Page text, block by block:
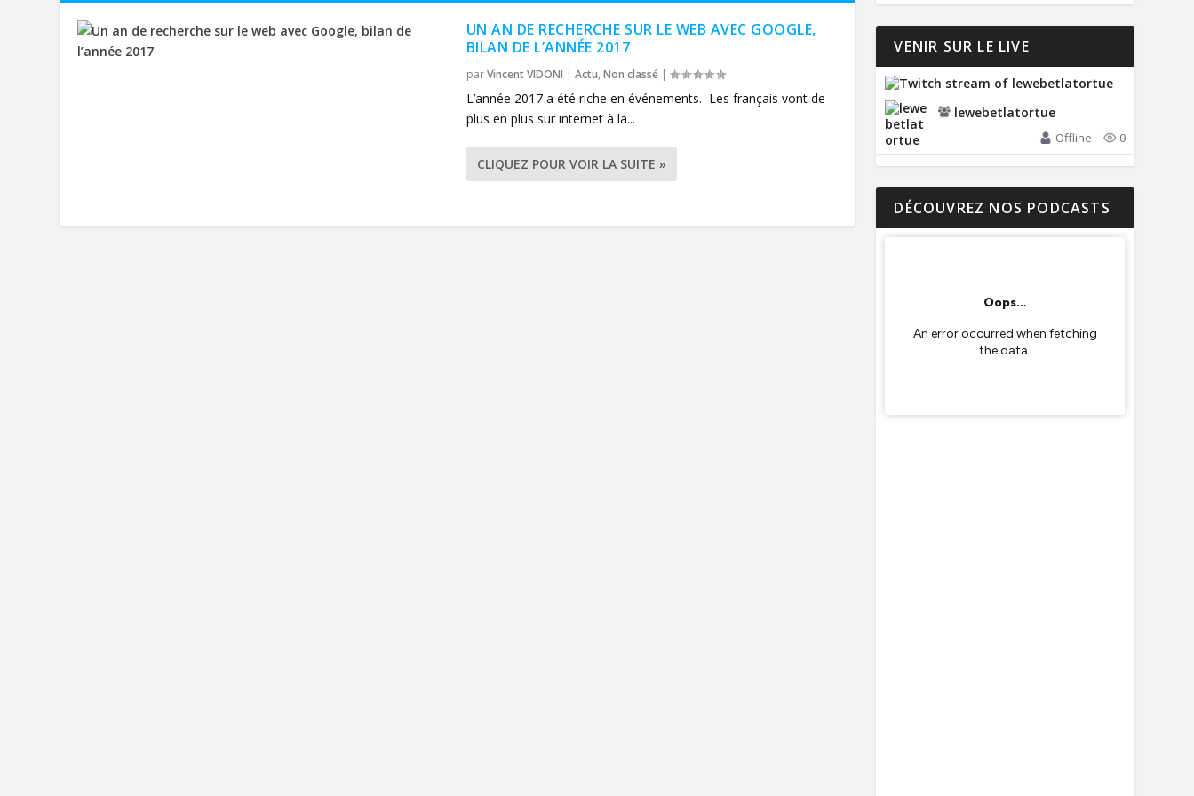
UN AN DE RECHERCHE SUR LE WEB AVEC GOOGLE,
BILAN DE L’ANNÉE 2017
parVincent VIDONI | Actu, Non classé|
L’année 2017 a été riche en événements. Les français vont de
plus en plus sur internet à la...
CLIQUEZ POUR VOIR LA SUITE »
VENIR SUR LE LIVE
lewebetlatortue
Offline 0
DÉCOUVREZ NOS PODCASTS